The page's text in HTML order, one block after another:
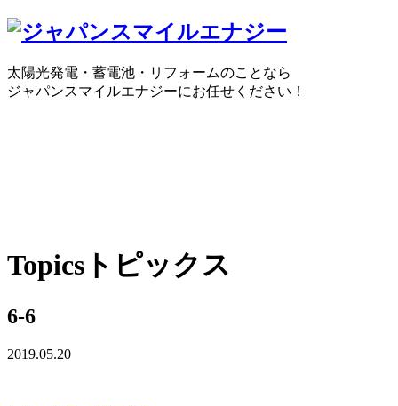
太陽光発電・蓄電池・リフォームのことなら
ジャパンスマイルエナジーにお任せください！
Topics トピックス
6-6
2019.05.20